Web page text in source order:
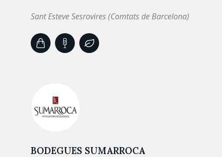
Sant Esteve Sesrovires (Comtats de Barcelona)
BODEGUES SUMARROCA